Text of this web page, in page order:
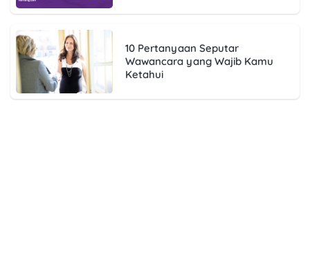
10 Pertanyaan Seputar
Wawancara yang Wajib Kamu
Ketahui